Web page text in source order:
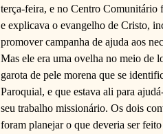
terça-feira, e no Centro Comunitário
e explicava o evangelho de Cristo,
promover campanha de ajuda aos
Mas ele era uma ovelha no meio de
garota de pele morena que se
Paroquial, e que estava ali para
seu trabalho missionário. Os dois
foram planejar o que deveria ser